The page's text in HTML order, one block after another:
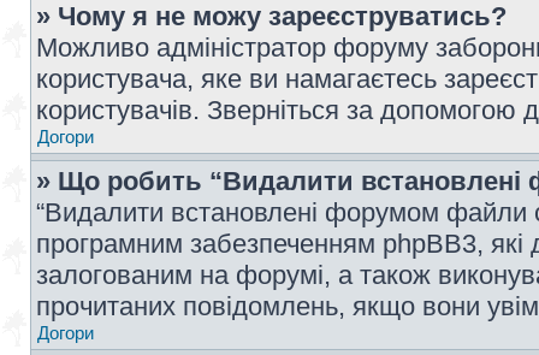
» Чому я не можу зареєструватись?
Можливо адміністратор форуму
користувача, яке ви намагаєтесь
користувачів. Зверніться за допомогою
Догори
» Що робить “Видалити
“Видалити встановлені форумом файли
програмним забезпеченням phpBB3,
залогованим на форумі, а також
прочитаних повідомлень, якщо вони
Догори